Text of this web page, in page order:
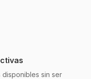
sin ser